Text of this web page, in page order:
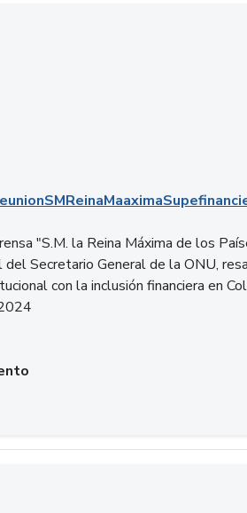
"S.M. la Reina Máxima de los
del Secretario General de la ONU,
con la inclusión financiera en